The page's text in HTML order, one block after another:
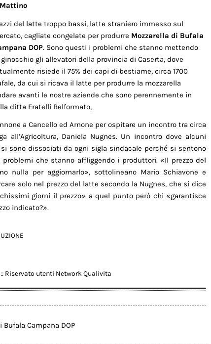
del latte troppo bassi, latte straniero immesso sul
cagliate congelate per produrre Mozzarella di Bufala
DOP. Sono questi i problemi che stanno mettendo
gli allevatori della provincia di Caserta, dove
risiede il 75% dei capi di bestiame, circa 1700
da cui si ricava il latte per produrre la mozzarella
avanti le nostre aziende che sono perennemente in
ditta Fratelli Belformato,
a Cancello ed Arnone per ospitare un incontro tra circa
all’Agricoltura, Daniela Nugnes. Un incontro dove alcuni
sono dissociati da ogni sigla sindacale perché si sentono
che stanno affliggendo i produttori. «Il prezzo del
per aggiornarlo», sottolineano Mario Schiavone e
solo nel prezzo del latte secondo la Nugnes, che si dice
giorni il prezzo» a quel punto però chi «garantisce
indicato?».
:: Riservato utenti Network Qualivita
Bufala Campana DOP